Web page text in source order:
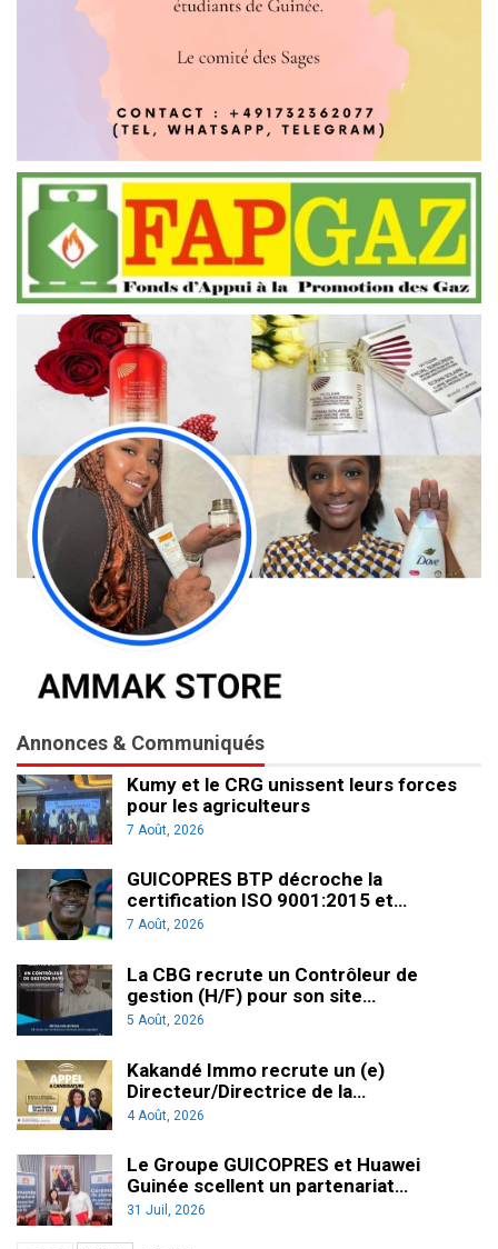
Annonces & Communiqués
Kumy et le CRG unissent leurs forces
pour les agriculteurs
7 Août, 2026
GUICOPRES BTP décroche la
certification ISO 9001:2015 et…
7 Août, 2026
La CBG recrute un Contrôleur de
gestion (H/F) pour son site…
5 Août, 2026
Kakandé Immo recrute un (e)
Directeur/Directrice de la…
4 Août, 2026
Le Groupe GUICOPRES et Huawei
Guinée scellent un partenariat…
31 Juil, 2026